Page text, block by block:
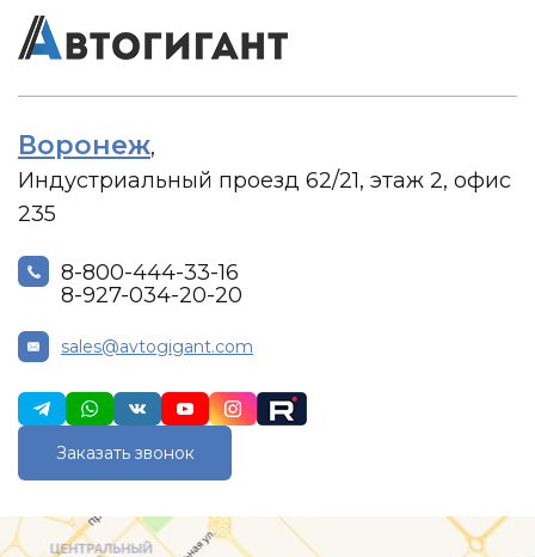
Воронеж,
Индустриальный проезд 62/21, этаж 2, офис
235
8-800-444-33-16
8-927-034-20-20
sales@avtogigant.com
Заказать звонок